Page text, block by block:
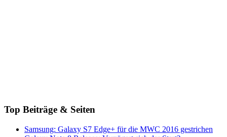
Top Beiträge & Seiten
Samsung: Galaxy S7 Edge+ für die MWC 2016 gestrichen